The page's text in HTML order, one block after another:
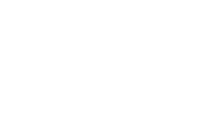
Instagram